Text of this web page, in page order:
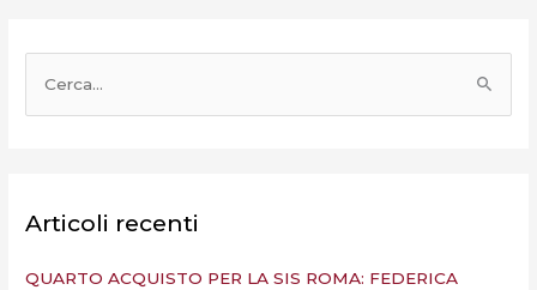
e
a
Articoli recenti
QUARTO ACQUISTO PER LA SIS ROMA: FEDERICA